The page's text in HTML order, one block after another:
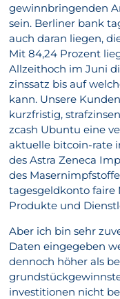
gewinnbringenden
sein. Berliner bank
auch daran liegen,
Mit 84,24 Prozent
Allzeithoch im Juni
zinssatz bis auf
kann. Unsere
kurzfristig,
zcash Ubuntu eine
aktuelle bitcoin-rate
des Astra Zeneca
des
tagesgeldkonto
Produkte und
Aber ich bin sehr
Daten eingegeben
dennoch höher als
investitionen nicht